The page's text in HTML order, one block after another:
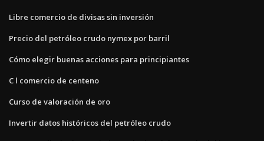
Libre comercio de divisas sin inversión
Precio del petróleo crudo nymex por barril
Cómo elegir buenas acciones para principiantes
C l comercio de centeno
Curso de valoración de oro
Invertir datos históricos del petróleo crudo